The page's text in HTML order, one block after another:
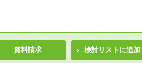
資料請求 検討リストに追加